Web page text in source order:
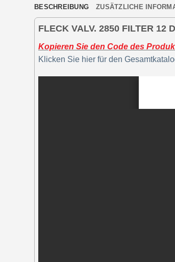
BESCHREIBUNG ZUSÄTZLICHE
FLECK VALV. 2850 FILTER 12
Kopieren Sie den Code des
Klicken Sie hier für den